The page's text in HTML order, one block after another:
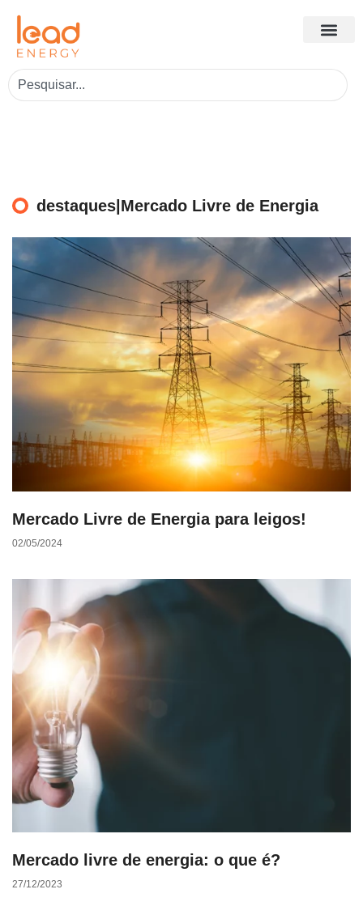
destaques|Mercado Livre de Energia
Mercado Livre de Energia para leigos!
02/05/2024
Mercado livre de energia: o que é?
27/12/2023